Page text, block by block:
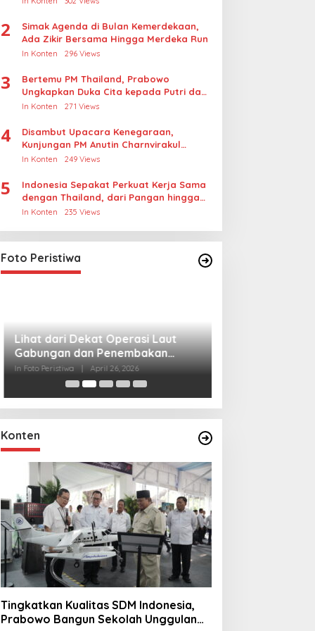
2
Simak Agenda di Bulan Kemerdekaan,
Ada Zikir Bersama Hingga Merdeka Run
In Konten 296 Views
3
Bertemu PM Thailand, Prabowo
Ungkapkan Duka Cita kepada Putri dan
Selamat Ulang Tahun ke Raja Thailand
In Konten 271 Views
4
Disambut Upacara Kenegaraan,
Kunjungan PM Anutin Charnvirakul
Perkuat Hubungan Indonesia-Thailand
In Konten 249 Views
5
Indonesia Sepakat Perkuat Kerja Sama
dengan Thailand, dari Pangan hingga
Ekonomi Digital
In Konten 235 Views
Foto Peristiwa
Gabungan dan Penembakan
Senjata Khusus TNI
In Foto Peristiwa |
Konten
Tingkatkan Kualitas SDM Indonesia,
Prabowo Bangun Sekolah Unggulan